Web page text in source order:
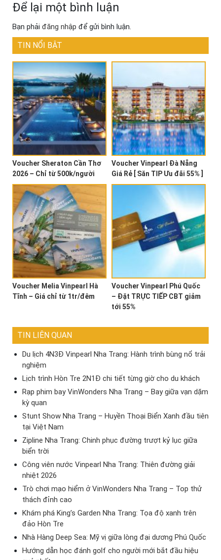
Để lại một bình luận
Bạn phải đăng nhập để gửi bình luận.
TIN NỔI BẬT
Voucher Sheraton Cần Thơ
2026 – Chỉ từ 500k/người
Voucher Vinpearl Đà Nẵng
Giá Rẻ [ Săn TIP Ưu đãi 55% ]
Voucher Melia Vinpearl Hà
Tĩnh – Giá chỉ từ 1tr/đêm
Voucher Vinpearl Phú Quốc
– Đặt TRỰC TIẾP CBT giảm
tới 55%
TIN LIÊN QUAN
Du lịch 4N3Đ Vinpearl Nha Trang: Hành trình bùng nổ trải
nghiệm
Lịch trình Hòn Tre 2N1Đ chi tiết từng giờ cho du khách
Rạp phim bay VinWonders Nha Trang – Bay giữa vạn dặm
kỳ quan
Stunt Show Nha Trang – Huyền Thoại Biển Xanh đầu tiên
tại Việt Nam
Zipline Nha Trang: Chinh phục đường trượt kỷ lục giữa
biển trời
Công viên nước Vinpearl Nha Trang: Thiên đường giải
nhiệt 2026
Trò chơi mạo hiểm ở VinWonders Nha Trang – Top thử
thách đỉnh cao
Khám phá King’s Garden Nha Trang: Tọa độ xanh trên
đảo Hòn Tre
Nhà Hàng Deep Sea: Mỹ vị giữa lòng đại dương Phú Quốc
Hướng dẫn học đánh golf cho người mới bắt đầu hiệu